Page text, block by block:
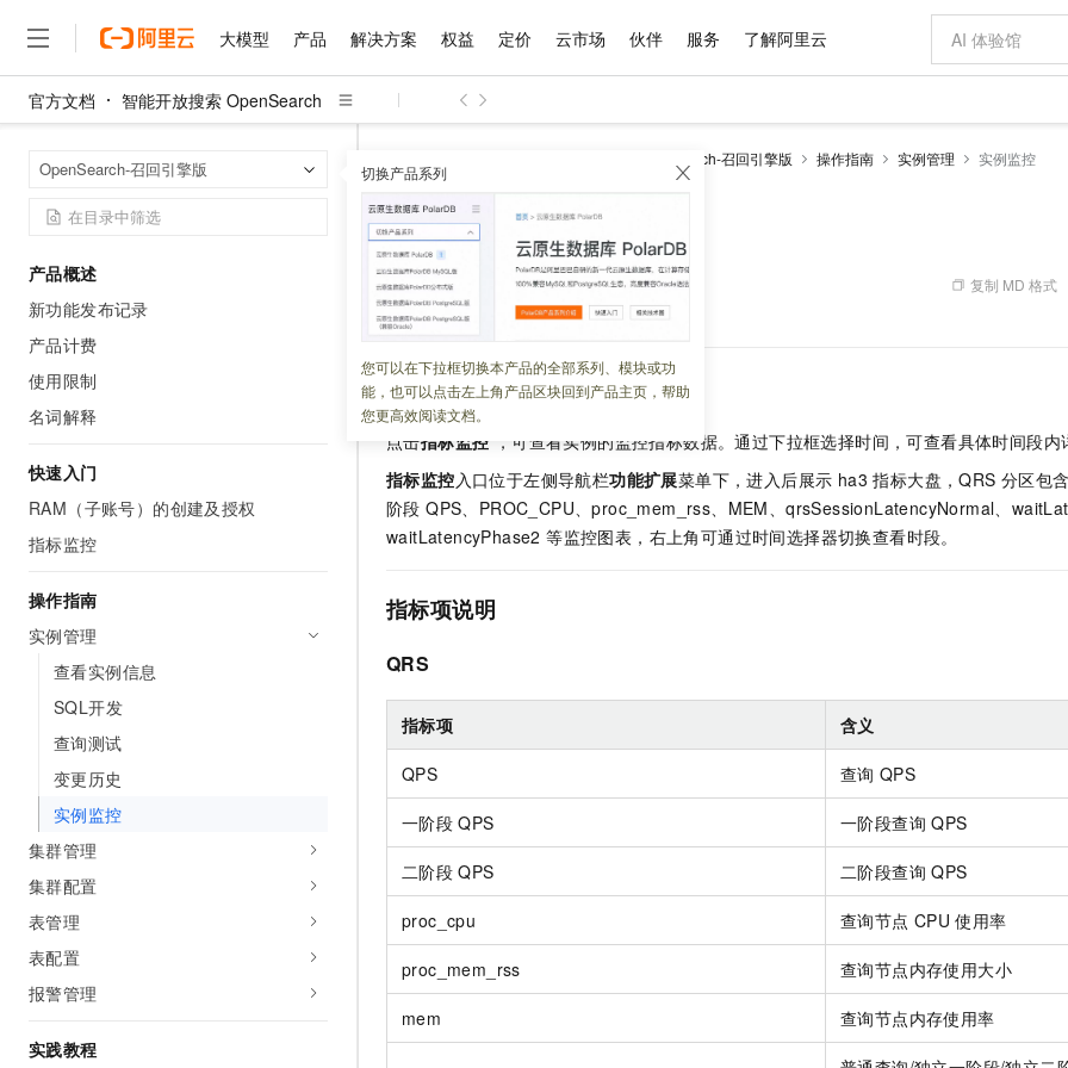
大模型 产品 解决方案 权益 定价 云市场 伙伴 服务 了解阿里云
官方文档 智能开放搜索 OpenSearch
OpenSearch-召回引擎版 切换产品系列
您可以在下拉框切换本产品的全部系列、模块或功
能，也可以点击左上角产品区块回到产品主页，帮助
您更高效阅读文档。
产品概述
新功能发布记录
产品计费
使用限制
名词解释
快速入门
RAM（子账号）的创建及授权
指标监控
操作指南
实例管理
查看实例信息
SQL开发
查询测试
变更历史
实例监控
集群管理
集群配置
表管理
表配置
报警管理
实践教程
OpenSearch-召回引擎版 操作指南 实例管理 实例监控
实例监控
更新时间： 2026-05-26 02:31:32 复制 MD 格式
查看入口
点击指标监控 ，可查看实例的监控指标数据。通过下拉框选择时间，可查看具体时间段内
指标监控入口位于左侧导航栏功能扩展菜单下，进入后展示 ha3 指标大盘，QRS 分区包
阶段 QPS、PROC_CPU、proc_mem_rss、MEM、qrsSessionLatencyNormal、
waitLatencyPhase2 等监控图表，右上角可通过时间选择器切换查看时段。
指标项说明
QRS
指标项 含义
QPS 查询 QPS
一阶段 QPS 一阶段查询 QPS
二阶段 QPS 二阶段查询 QPS
proc_cpu 查询节点 CPU 使用率
proc_mem_rss 查询节点内存使用大小
mem 查询节点内存使用率
大模型
大模型
大模型
文本生成
Qwen3.8-Max HOT
智能体时代全能旗舰模型
Qwen3.7-Plus
能看、能想、能动手的多模态智能体模型
Qwen3-VL-Plus
视觉 Coding、空间感知、多模态思考等全面升级
Kimi 最新旗舰模型，长程编程与推理利器
Deepseek-v4-pro
旗舰 MoE 大模型，百万上下文与顶尖推理能力
GLM-5.2
1M上下文，专为长程任务能力而生
图生视频，流
Wan2.7-
千问AI平台-模型体验
在线体验全尺寸、多种模态的模型效果
Happy 系列大模型
丰富多元化的应用模版和解决方案
大模型服务平台百炼-智能体
灵活可视化地构建企业级 Agent
AI Native 的算法工程平台，一站式完成建模、训练、推理服务部署
10分钟微调：让0.6B模型媲美235B模型
用1%尺寸在特定领域达到大模型90%以上效果
多模态数据信
产品
精选产品
人工智能与机器学习
容器
存储
网络与CDN
安全
中间件
数据库
大数据计算
媒体服务
企业服务与云通信
域名与网站
终端用户计算
Serverless
开发工具
迁移与运维管理
精选产品
大模型服务平台百炼
大模型服务与应用平台
千问大模型
多元化、高性能、安全可靠的大模型服务
无影云电脑
随时随地安全接入的云上超级电脑
云解析DNS
云原生大数据计算服务 MaxCompute
面向分析的企业级SaaS模式云数据仓库
域名与网站
对象存储 OSS
一站式AI开发、训练和推理服务
Qoder CN
基于千问大模型等，支持代码智能生成、研发智能问答
容器服务 Kubernetes 版 ACK
提供一站式管理容器应用的 K8s 服务
云防火墙
云原生的云上
解决方案
精选解决方案
AI
大数据
现代化应用
安全
网络
可观测
上云与迁云
企业出海
政企业务
精选解决方案
千问办公，解锁你的工作新方式
企业级Agent产品，直接交付可用成果
Agency Agents：拥有专属领域专家
多领域专家智能体,一键组建 AI 虚拟交付团队
HappyHorse 打造一站式影视创作平台
快速拥有专属 OpenClaw
睿译宝，AI翻译排版一步到位
GLM-5.2：长任务时代开源旗舰模型
自主进化，持久记忆，越用越聪明
Claude Code + GStack 打造工程团队
安装技能 GStack，拥有专属 AI 工程团队
轻松解锁专属
权益 普惠上云
普惠上云 官方力荐
云服务器38元/年起，超值低价云产品抢先购
官方推荐返现计划
推荐新用户得奖励，单订单最高返9万
云工开物
高校专属算力普惠，学生认证享300元代金券
免费试用
解决方案免费试用 新老同享
最高领取价值200元试用点，立即开启云上创新
AI 产品 免费试用
140+云产品 免费试用
产品新客免费试用，最长12个月
大模型ACA认证体验
助力企业全员 AI 认知与能力提升
AI 特惠
智启 AI 普惠权益
阿里云 OPC 创新助力计划
至高百万元 Token 补贴，加速一人公司成长
Qwen3.8-Max 首发尝鲜，限时加量 10 倍，夜间低至2折
千问办公，限时限量积分加倍
你的AI工作搭子，覆盖日常办公高频场景
万小智 AI 建站低至 15元/月
送.CN域名，送备案服务码
Night Plan 支持 Qwen 3.8-Max
AI 场景体
从图文生成到
0 代码专业建
AI 短剧/漫剧
AI助力短剧漫
定价 产品定价
了解云产品的定价详情
云上成本管理
管理和优化成本
价格计算器
自助选配和估算价格
价格优势
推动算力普惠，释放技术红利
配置报价
云市场 精选商城
网站建设
多端小程序
Salesforce 国际版订阅
友盟天域
观测云
Tuya 物联网平台阿里云版
蓝凌 OA
电子合同
AI空中课堂在线直播课堂（旗舰版）
生态解决方案
行业生态解决方案
开发者生态解决方案
AI 开发和 AI 应用解决方案
数据与 API
数据集
身份实名认证
短信
OCR 文字识别
发票查验
天气预报查询
快递物流查询
企业应用
基础软件
操作系统
WordPress
APP 开发
建站系统
伙伴 成为销售伙伴
分销伙伴
咨询伙伴
销售伙伴合作计划
Salesforce On Alibaba Cloud
Consulting Partner 合作计划
AI 大模型销售与服务生态合作计划
成为产品伙伴
产品生态集成认证中心
产品生态伙伴工作台
产品伙伴
成为服务
服务 售前咨询
在线服务
售后服务
自助服务
工单服务
短信专区
企业增值服务
企业支持计划
企业增值服务台
服务实践
阿里云认证
健康状态
了解阿里云 为什么选择阿里云
什么是云计算
技术领先
稳定可靠
安全合规
分析师报告
研究报告与白皮书
天池大赛
AI 算法大赛
入门学习赛
最佳实践
云上春晚
云栖战略参考
云上的中国
金融模力时刻
客户案例
市场活动
魔搭
高校合作